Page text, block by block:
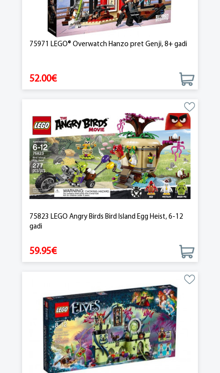
75971 LEGO® Overwatch Hanzo pret Genji, 8+ gadi
52.00€
75823 LEGO Angry Birds Bird Island Egg Heist, 6-12
gadi
59.95€